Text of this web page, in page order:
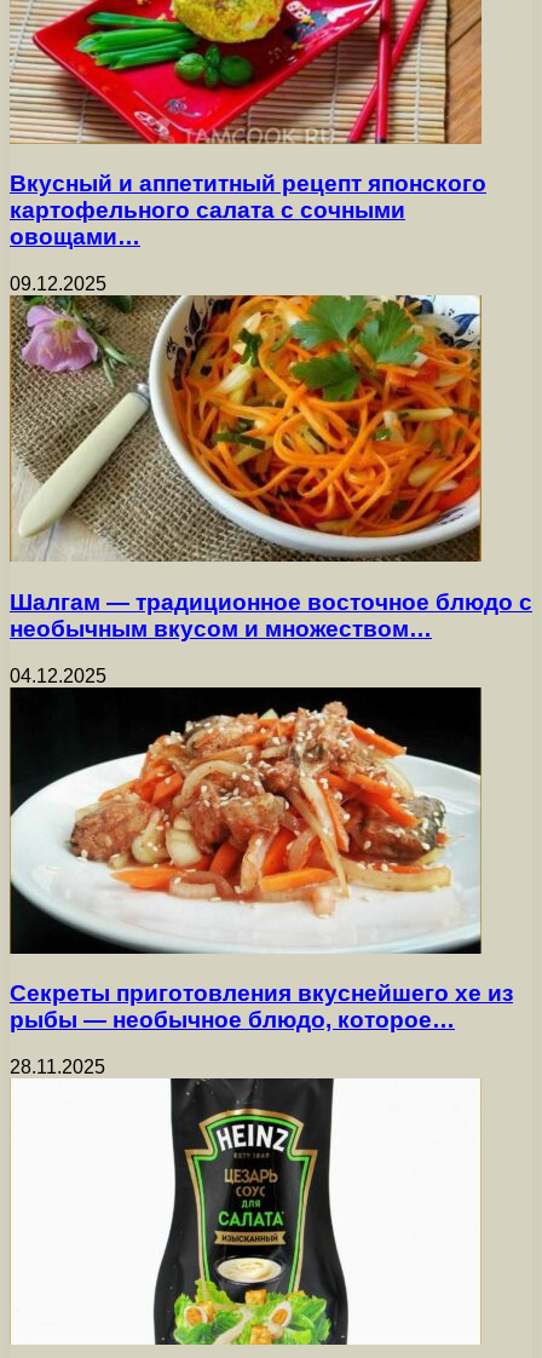
Вкусный и аппетитный рецепт японского
картофельного салата с сочными
овощами…
09.12.2025
Шалгам — традиционное восточное блюдо с
необычным вкусом и множеством…
04.12.2025
Секреты приготовления вкуснейшего хе из
рыбы — необычное блюдо, которое…
28.11.2025